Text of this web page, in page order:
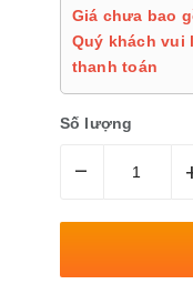
Giá chưa bao
Quý khách vui
thanh toán
Số lượng
–